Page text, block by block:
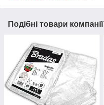
Подібні товари компанії